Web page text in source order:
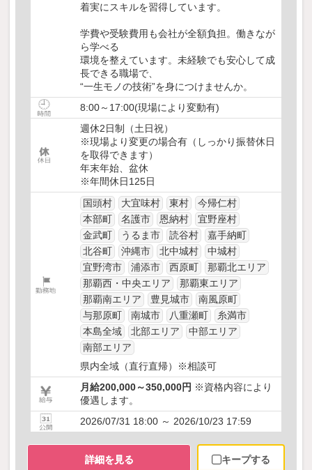
着実にスキルを習得しています。
学費や受験費用も会社が全額負担。働きなが
ら学べる
環境を整えています。未経験でも安心して成
長できる職場で、
“一生モノの技術”を身につけませんか。
8:00～17:00(現場により変動有)
週休2日制（土日祝）
※現場より変更の場合有（しっかり振替休日
を取得できます）
年末年始、盆休
※年間休日125日
国頭村
大宜味村 東村
今帰仁村
本部町
名護市 恩納村
宜野座村
金武町
うるま市 読谷村
嘉手納町
北谷町
沖縄市 北中城村
中城村
宜野湾市
浦添市 西原町
那覇北エリア
那覇西・中央エリア
那覇東エリア
那覇南エリア
豊見城市
南風原町
与那原町
南城市 八重瀬町
糸満市
本島全域
北部エリア
中部エリア
南部エリア
県内全域（直行直帰）※相談可
月給200,000～350,000円 ※資格内容により
優遇します。
2026/07/31 18:00 ～ 2026/10/23 17:59
詳細を見る キープする